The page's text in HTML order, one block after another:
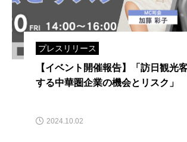
プレスリリース
【イベント開催報告】「訪日観光
する中華圏企業の機会とリスク」
2024.10.02